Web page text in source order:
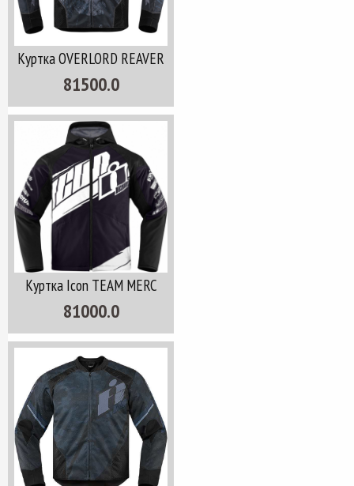
Куртка OVERLORD REAVER
81500.0
Куртка Icon TEAM MERC
81000.0